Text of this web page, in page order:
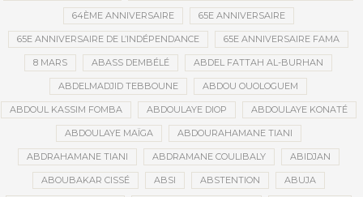
64ÈME ANNIVERSAIRE 65E ANNIVERSAIRE
65E ANNIVERSAIRE DE L’INDÉPENDANCE 65E ANNIVERSAIRE FAMA
8 MARS ABASS DEMBÉLÉ ABDEL FATTAH AL-BURHAN
ABDELMADJID TEBBOUNE ABDOU OUOLOGUEM
ABDOUL KASSIM FOMBA ABDOULAYE DIOP ABDOULAYE KONATÉ
ABDOULAYE MAÏGA ABDOURAHAMANE TIANI
ABDRAHAMANE TIANI ABDRAMANE COULIBALY ABIDJAN
ABOUBAKAR CISSÉ ABSI ABSTENTION ABUJA